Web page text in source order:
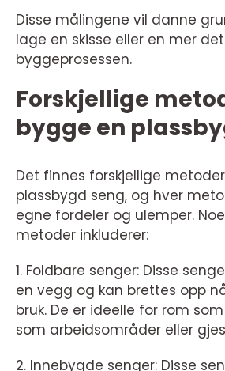
Disse målingene vil danne
lage en skisse eller en mer
byggeprosessen.
Forskjellige
bygge en
Det finnes forskjellige
plassbygd seng, og hver
egne fordeler og ulemper.
metoder inkluderer:
1. Foldbare senger: Disse
en vegg og kan brettes opp
bruk. De er ideelle for rom
som arbeidsområder eller
2. Innebygde senger: Disse